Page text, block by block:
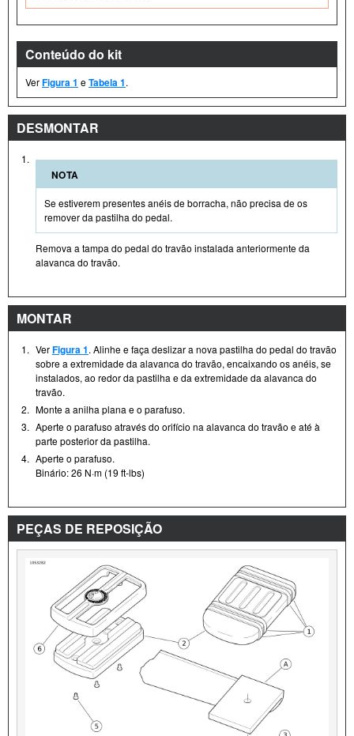
Conteúdo do kit
VerFigura 1 eTabela 1.
DESMONTAR
1.
NOTA
Se estiverem presentes anéis de borracha, não precisa de os
remover da pastilha do pedal.
Remova a tampa do pedal do travão instalada anteriormente da
alavanca do travão.
MONTAR
1. VerFigura 1. Alinhe e faça deslizar a nova pastilha do pedal do travão
sobre a extremidade da alavanca do travão, encaixando os anéis, se
instalados, ao redor da pastilha e da extremidade da alavanca do
travão.
2. Monte a anilha plana e o parafuso.
3. Aperte o parafuso através do orifício na alavanca do travão e até à
parte posterior da pastilha.
4. Aperte o parafuso.
Binário: 26 N·m (19 ft-lbs)
PEÇAS DE REPOSIÇÃO